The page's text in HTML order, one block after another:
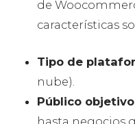
de
características
Tipo de
nube).
Público
hasta negocios